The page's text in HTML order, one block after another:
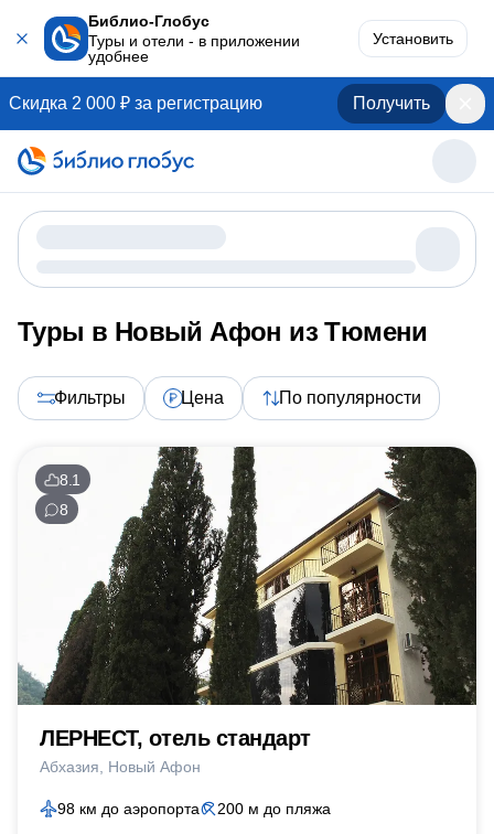
Библио-Глобус
Туры и отели - в приложении
удобнее
Установить
Скидка 2 000 ₽ за регистрацию Получить
Туры в Новый Афон из Тюмени
Фильтры Цена По популярности
8.1
8
ЛЕРНЕСТ, отель стандарт
Абхазия Новый Афон
98 км до аэропорта 200 м до пляжа